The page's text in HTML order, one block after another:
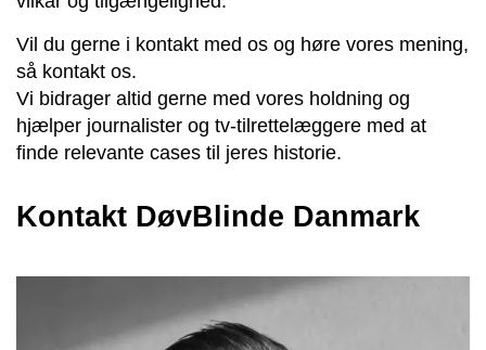
Vil du gerne i kontakt med os og høre vores mening,
så kontakt os.
Vi bidrager altid gerne med vores holdning og
hjælper journalister og tv-tilrettelæggere med at
finde relevante cases til jeres historie.
Kontakt DøvBlinde Danmark